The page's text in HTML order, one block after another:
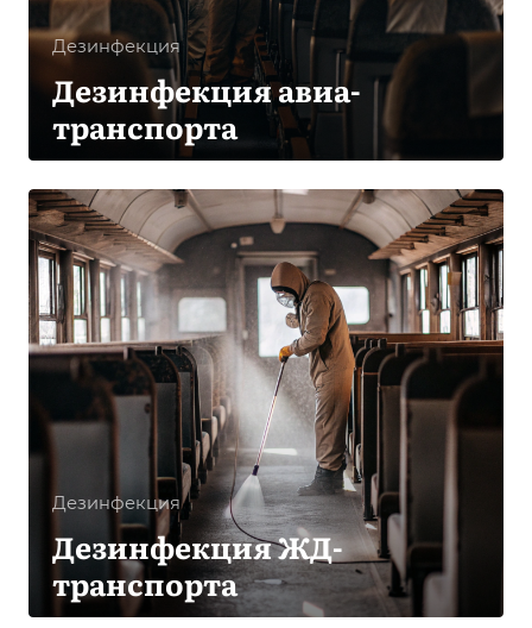
Дезинфекция
Дезинфекция авиа-
транспорта
Дезинфекция
Дезинфекция ЖД-
транспорта